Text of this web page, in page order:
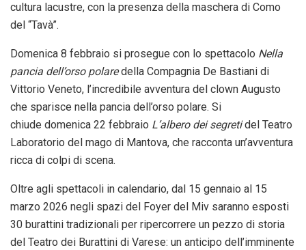
cultura lacustre, con la presenza della maschera di Como
del “Tavà”.
Domenica 8 febbraio si prosegue con lo spettacolo Nella
pancia dell’orso polaredella Compagnia De Bastiani di
Vittorio Veneto, l’incredibile avventura del clown Augusto
che sparisce nella pancia dell’orso polare. Si
chiude domenica 22 febbraio L’albero dei segretidel Teatro
Laboratorio del mago di Mantova, che racconta un’avventura
ricca di colpi di scena.
Oltre agli spettacoli in calendario, dal 15 gennaio al 15
marzo 2026 negli spazi del Foyer del Miv saranno esposti
30 burattini tradizionali per ripercorrere un pezzo di storia
del Teatro dei Burattini di Varese: un anticipo dell’imminente